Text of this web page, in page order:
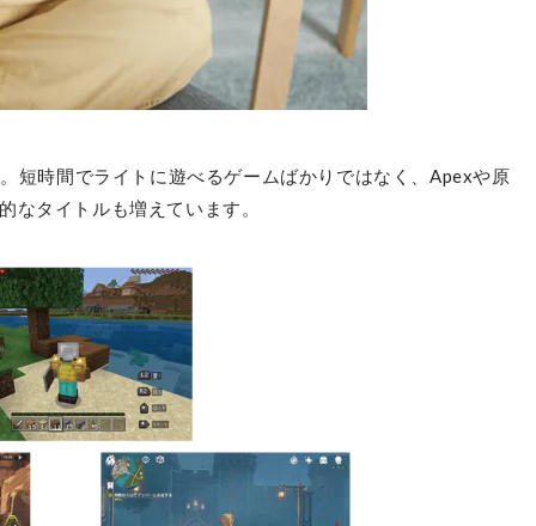
短時間でライトに遊べるゲームばかりではなく、Apexや原
なタイトルも増えています。